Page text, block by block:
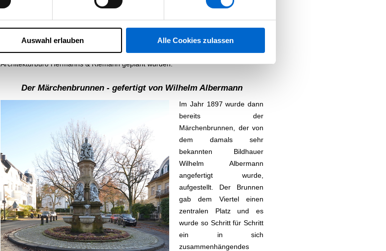
Auswahl erlauben Alle Cookies zulassen
wurde im Zoo-Viertel viel
angelegt, die das Viertel in einen geometrisch-axialen Straßengrundriss gliedert. An
den abgehenden Straßen schlossen sich dann sehr großzügige Grundstücke an.
Ab dem Jahr 1893 wurden dann die ersten sechs Villen gebaut, die alle vom
Architekturbüro Hermanns & Riemann geplant wurden.
Der Märchenbrunnen - gefertigt von Wilhelm Albermann
Im Jahr 1897 wurde dann
bereits der
Märchenbrunnen, der von
dem damals sehr
bekannten Bildhauer
Wilhelm Albermann
angefertigt wurde,
aufgestellt. Der Brunnen
gab dem Viertel einen
zentralen Platz und es
wurde so Schritt für Schritt
ein in sich
zusammenhängendes